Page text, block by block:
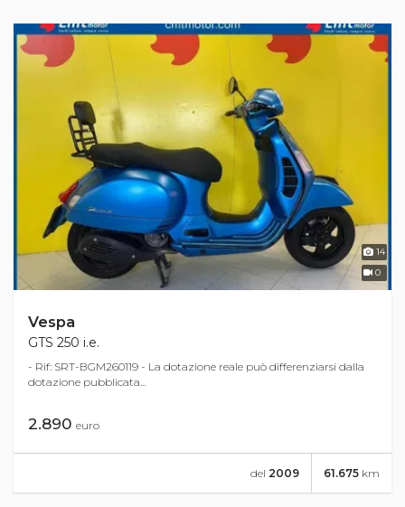
14
0
Vespa
GTS 250 i.e.
- Rif: SRT-BGM260119 - La dotazione reale può differenziarsi dalla
dotazione pubblicata...
2.890 euro
61.675 km
del 2009